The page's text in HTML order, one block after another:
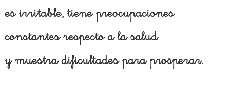
es irritable, tiene preocupaciones
constantes respecto a la salud
y muestra dificultades para prosperar.